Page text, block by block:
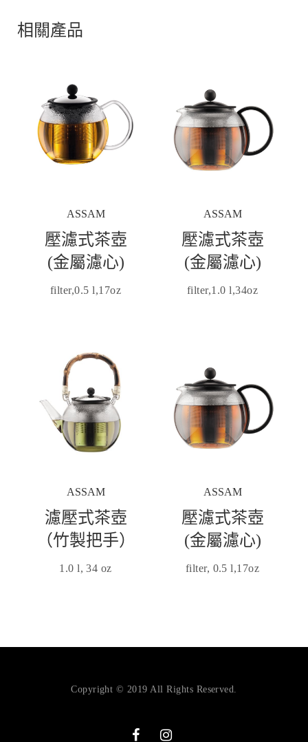
相關產品
ASSAM
壓濾式茶壺
(金屬濾心)
filter,0.5 l,17oz
ASSAM
壓濾式茶壺
(金屬濾心)
filter,1.0 l,34oz
ASSAM
濾壓式茶壺
（竹製把手）
1.0 l, 34 oz
ASSAM
壓濾式茶壺
(金屬濾心)
filter, 0.5 l,17oz
Copyright © 2019 All Rights Reserved.